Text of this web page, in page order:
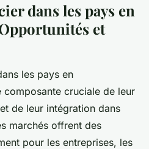
dans les
dans les pays en
et
les pays en
cruciale de leur
de leur intégration dans
marchés offrent des
pour les entreprises, les